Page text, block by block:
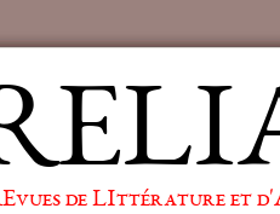
de LIttérature et